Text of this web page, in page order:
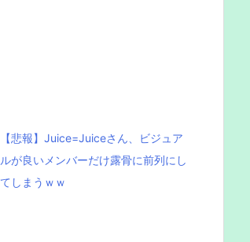
【悲報】Juice=Juiceさん、ビジュア
ルが良いメンバーだけ露骨に前列にし
てしまうｗｗ